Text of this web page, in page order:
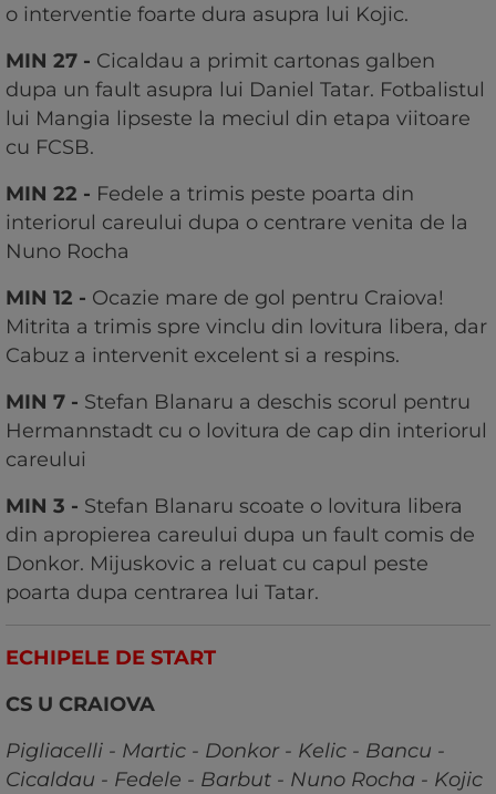
o interventie foarte dura asupra lui Kojic.
MIN 27 - Cicaldau a primit cartonas galben
dupa un fault asupra lui Daniel Tatar. Fotbalistul
lui Mangia lipseste la meciul din etapa viitoare
cu FCSB.
MIN 22 - Fedele a trimis peste poarta din
interiorul careului dupa o centrare venita de la
Nuno Rocha
MIN 12 - Ocazie mare de gol pentru Craiova!
Mitrita a trimis spre vinclu din lovitura libera, dar
Cabuz a intervenit excelent si a respins.
MIN 7 - Stefan Blanaru a deschis scorul pentru
Hermannstadt cu o lovitura de cap din interiorul
careului
MIN 3 - Stefan Blanaru scoate o lovitura libera
din apropierea careului dupa un fault comis de
Donkor. Mijuskovic a reluat cu capul peste
poarta dupa centrarea lui Tatar.
ECHIPELE DE START
CS U CRAIOVA
Pigliacelli - Martic - Donkor - Kelic - Bancu -
Cicaldau - Fedele - Barbut - Nuno Rocha - Kojic